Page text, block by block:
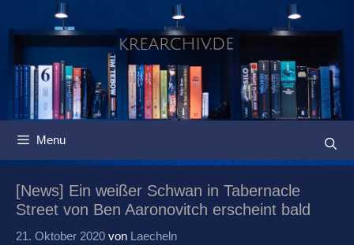
Menu
[News] Ein weißer Schwan in Tabernacle
Street von Ben Aaronovitch erscheint bald
21. Oktober 2020 von Laecheln